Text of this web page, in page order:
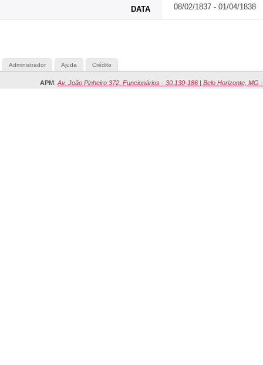
DATA 08/02/1837 - 01/04/1838
Administrador Ajuda Crédito
APM: Av. João Pinheiro 372, Funcionários - 30.130-186 | Belo Horizonte, MG